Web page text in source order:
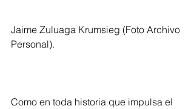
Jaime Zuluaga Krumsieg (Foto Archivo
Personal).
Como en toda historia que impulsa el